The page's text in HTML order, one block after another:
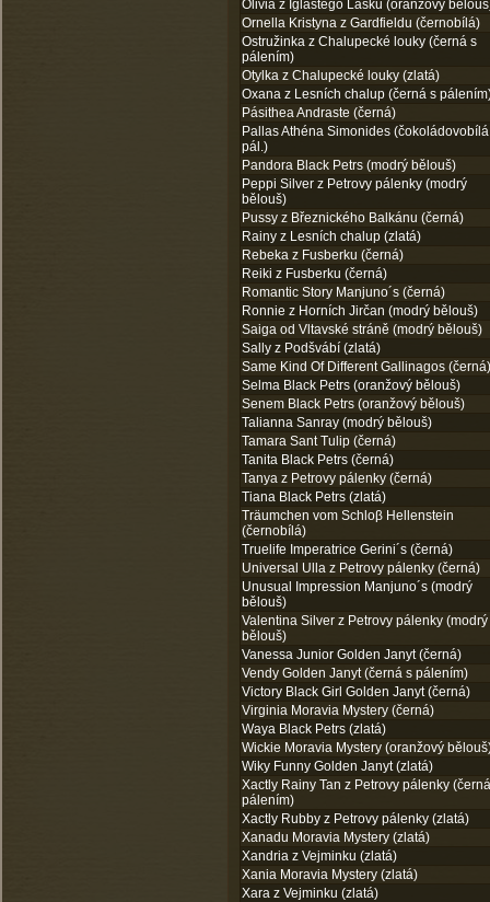
Olivia z Iglastego Lasku (oranžový
Ornella Kristyna z Gardfieldu (černobílá)
Ostružinka z Chalupecké louky (černá s
pálením)
Otylka z Chalupecké louky (zlatá)
Oxana z Lesních chalup (černá s
Pásithea Andraste (černá)
Pallas Athéna Simonides
pál.)
Pandora Black Petrs (modrý bělouš)
Peppi Silver z Petrovy pálenky (modrý
bělouš)
Pussy z Březnického Balkánu (černá)
Rainy z Lesních chalup (zlatá)
Rebeka z Fusberku (černá)
Reiki z Fusberku (černá)
Romantic Story Manjuno´s (černá)
Ronnie z Horních Jirčan (modrý bělouš)
Saiga od Vltavské stráně (modrý bělouš)
Sally z Podšvábí (zlatá)
Same Kind Of Different Gallinagos (černá)
Selma Black Petrs (oranžový bělouš)
Senem Black Petrs (oranžový bělouš)
Talianna Sanray (modrý bělouš)
Tamara Sant Tulip (černá)
Tanita Black Petrs (černá)
Tanya z Petrovy pálenky (černá)
Tiana Black Petrs (zlatá)
Träumchen vom Schloβ Hellenstein
(černobílá)
Truelife Imperatrice Gerini´s (černá)
Universal Ulla z Petrovy pálenky (černá)
Unusual Impression Manjuno´s (modrý
bělouš)
Valentina Silver z Petrovy pálenky (modrý
bělouš)
Vanessa Junior Golden Janyt (černá)
Vendy Golden Janyt (černá s pálením)
Victory Black Girl Golden Janyt (černá)
Virginia Moravia Mystery (černá)
Waya Black Petrs (zlatá)
Wickie Moravia Mystery (oranžový
Wiky Funny Golden Janyt (zlatá)
Xactly Rainy Tan z Petrovy pálenky
pálením)
Xactly Rubby z Petrovy pálenky (zlatá)
Xanadu Moravia Mystery (zlatá)
Xandria z Vejminku (zlatá)
Xania Moravia Mystery (zlatá)
Xara z Vejminku (zlatá)